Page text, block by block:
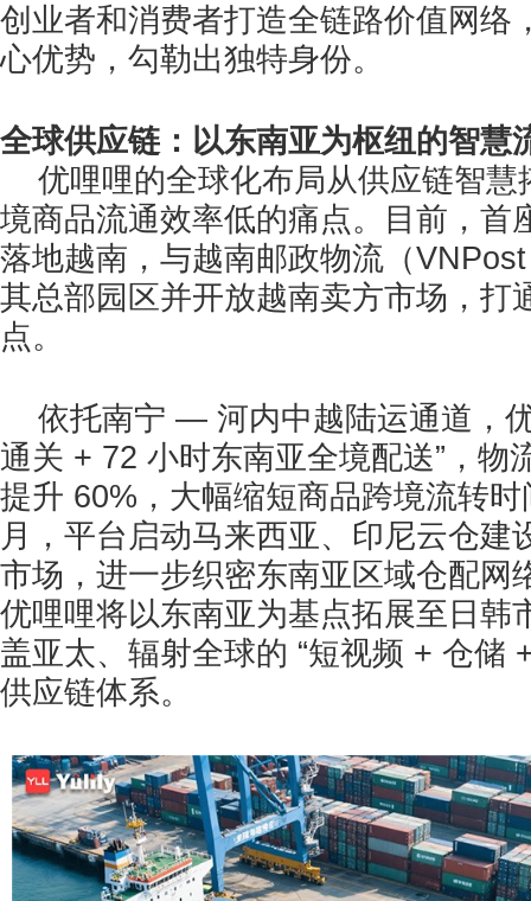
创业者和消费者打造全链路价值网络
心优势，勾勒出独特身份。
全球供应链：以东南亚为枢纽的智慧
优哩哩的全球化布局从供应链智慧
境商品流通效率低的痛点。目前，首
落地越南，与越南邮政物流（
其总部园区并开放越南卖方市场，打
点。
依托南宁 — 河内中越陆运通道，
通关 + 72 小时东南亚全境配送”，物
提升 60%，大幅缩短商品跨境流转
月，平台启动马来西亚、印尼云仓建
市场，进一步织密东南亚区域仓配网
优哩哩将以东南亚为基点拓展至日韩
盖亚太、辐射全球的 “短视频 + 仓储
供应链体系。